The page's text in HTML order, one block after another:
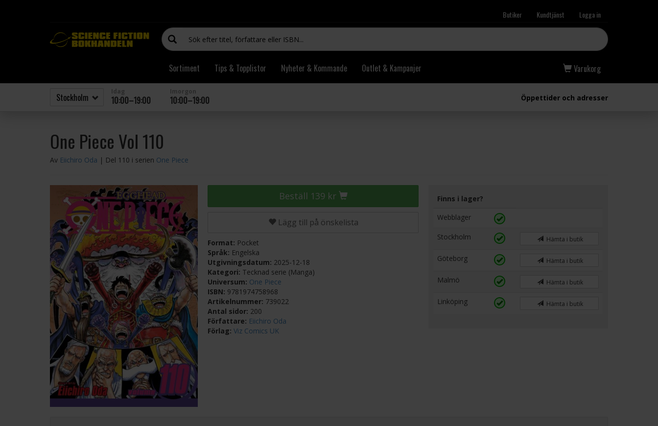
Butiker Kundtjänst Logga in
Sortiment Tips & Topplistor Nyheter & Kommande Outlet & Kampanjer Varukorg
10:00–19:00 10:00–19:00 Öppettider och adresser
One Piece Vol 110
Av Eiichiro Oda | Del 110 i serien One Piece
Beställ 139 kr
Lägg till på önskelista
Format: Pocket
Språk: Engelska
Utgivningsdatum: 2025-12-18
Kategori: Tecknad serie (Manga)
Universum: One Piece
ISBN: 9781974758968
Artikelnummer: 739022
Antal sidor: 200
Författare: Eiichiro Oda
Förlag:Viz Comics UK
Finns i lager?
Webblager
Stockholm Hämta i butik
Göteborg Hämta i butik
Malmö Hämta i butik
Linköping Hämta i butik